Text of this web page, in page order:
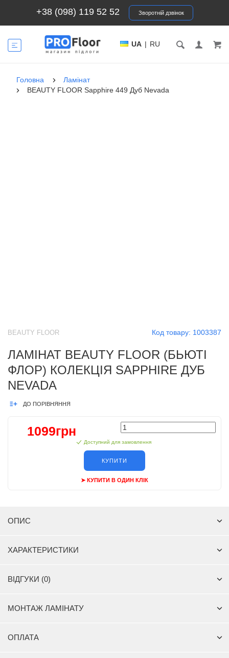
+38 (098) 119 52 52 Зворотній дзвінок
UA | RU
Головна
Ламінат
BEAUTY FLOOR Sapphire 449 Дуб Nevada
Код товару: 1003387
BEAUTY FLOOR
ЛАМІНАТ BEAUTY FLOOR (БЬЮТІ
ФЛОР) КОЛЕКЦІЯ SAPPHIRE ДУБ
NEVADA
ДО ПОРІВНЯННЯ
1099грн
Доступний для замовлення
КУПИТИ
➤ КУПИТИ В ОДИН КЛІК
ОПИС
ХАРАКТЕРИСТИКИ
ВІДГУКИ (0)
МОНТАЖ ЛАМІНАТУ
ОПЛАТА